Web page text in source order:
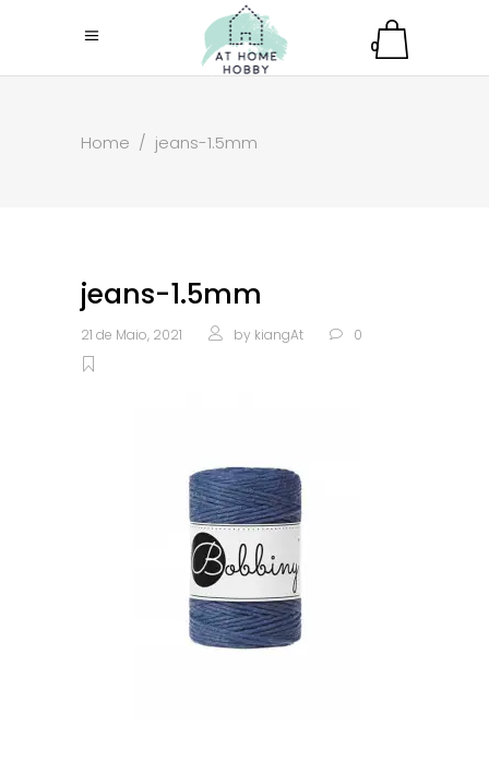
0
Home / jeans-1.5mm
jeans-1.5mm
21 de Maio, 2021 by kiangAt 0